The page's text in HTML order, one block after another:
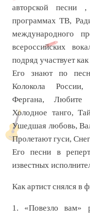
авторской песни
программах ТВ,
международного
всероссийских
подряд участвует
Его знают по
Колокола России,
Фергана, Любите
Холодное танго,
Ушедшая любовь,
Пролетают гуси,
Его песни в
известных
Как артист снялся в
1. «Повезло вам»